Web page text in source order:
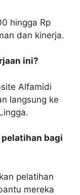
hingga Rp
dan kinerja.
ini?
Alfamidi
langsung ke
bagi
pelatihan
mereka